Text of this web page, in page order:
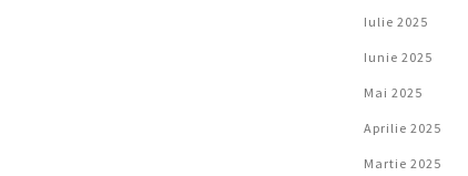
Iulie 2025
Iunie 2025
Mai 2025
Aprilie 2025
Martie 2025